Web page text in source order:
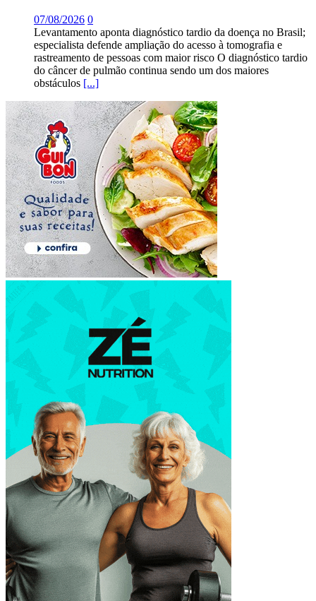
07/08/2026 0
Levantamento aponta diagnóstico tardio da doença no Brasil;
especialista defende ampliação do acesso à tomografia e
rastreamento de pessoas com maior risco O diagnóstico tardio
do câncer de pulmão continua sendo um dos maiores
obstáculos [...]